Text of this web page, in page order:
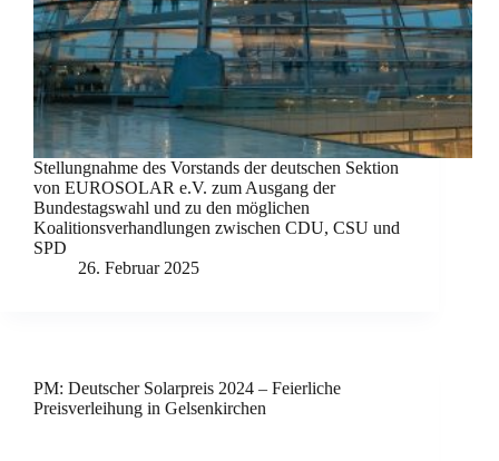
Stellungnahme des Vorstands der deutschen Sektion
von EUROSOLAR e.V. zum Ausgang der
Bundestagswahl und zu den möglichen
Koalitionsverhandlungen zwischen CDU, CSU und
SPD
26. Februar 2025
PM: Deutscher Solarpreis 2024 – Feierliche
Preisverleihung in Gelsenkirchen